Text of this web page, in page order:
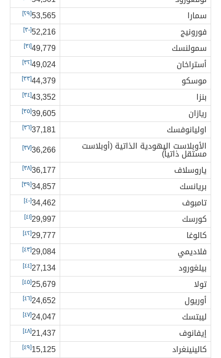
سمارا 53,565[٢٩]
فورونيج 52,216[٣٠]
سمولنسك 49,779[٣١]
أستراخان 49,024[٣٢]
موسكو 44,379[٣٣]
بنزا 43,352[٣٤]
ريازان 39,605[٣٥]
اوليانوفسك 37,181[٣٦]
الأوبلاست اليهودية الذاتية (أوبلاست
مستقل ذاتياً) 36,266[٣٧]
ياروسلاف 36,177[٣٨]
بريانسك 34,857[٣٩]
تامبوف 34,462[٤٠]
كورسك 29,997[٤١]
كالوغا 29,777[٤٢]
فلاديمي 29,084[٤٣]
بيلغورود 27,134[٤٤]
تولا 25,679[٤٥]
أوريول 24,652[٤٦]
ليبتسك 24,047[٤٧]
إيفانوف 21,437[٤٨]
كالينينغراد 15,125[٤٩]